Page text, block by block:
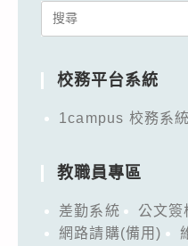
Search
校務平台系統
1campus 校務系統
教職員專區
差勤系統 公文簽
網路請購(備用)